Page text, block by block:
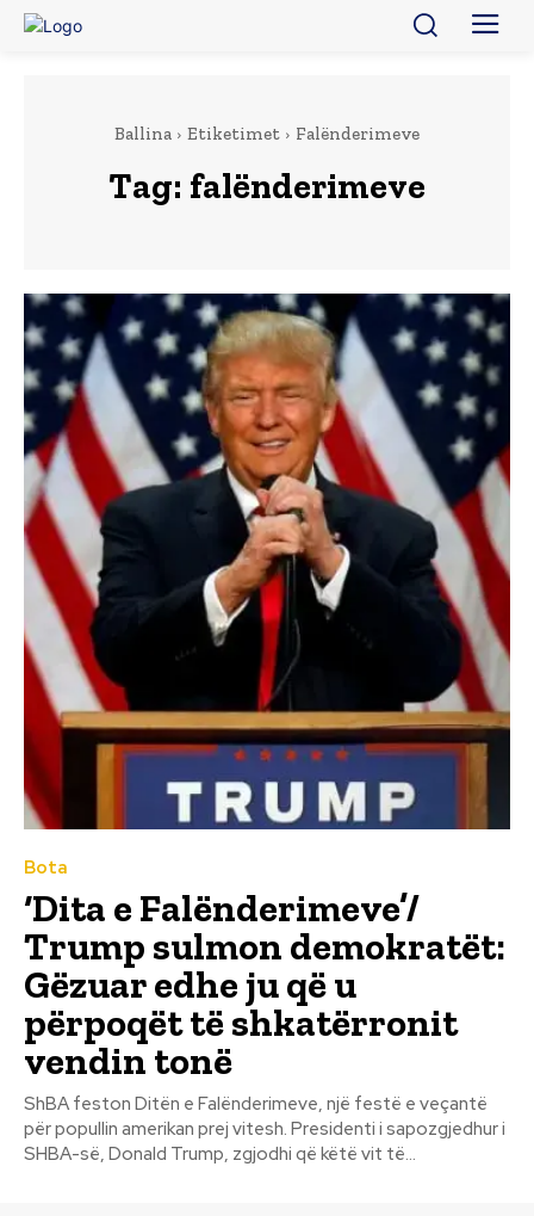
Ballina Etiketimet Falënderimeve
Tag: falënderimeve
Bota
‘Dita e Falënderimeve’/
Trump sulmon demokratët:
Gëzuar edhe ju që u
përpoqët të shkatërronit
vendin tonë
ShBA feston Ditën e Falënderimeve, një festë e veçantë
për popullin amerikan prej vitesh. Presidenti i sapozgjedhur i
SHBA-së, Donald Trump, zgjodhi që këtë vit të...